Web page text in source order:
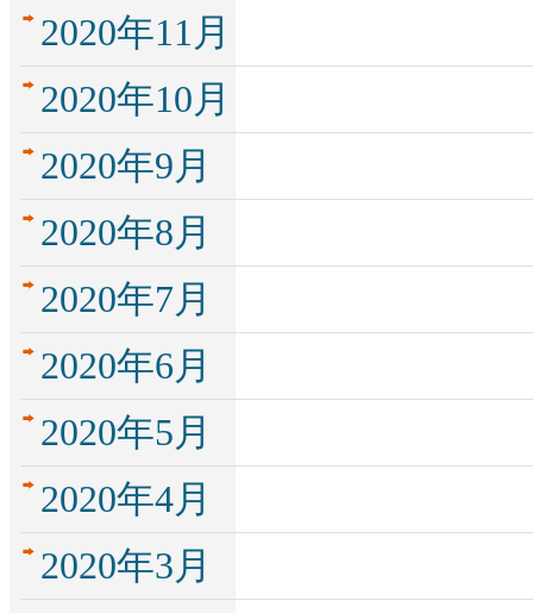
2020年11月
2020年10月
2020年9月
2020年8月
2020年7月
2020年6月
2020年5月
2020年4月
2020年3月